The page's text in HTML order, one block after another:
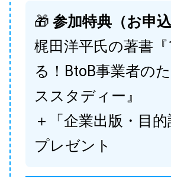
🎁 参加特典（お申込
梶田洋平氏の著書
る！BtoB事業者の
ススタディー』
＋「企業出版・目
プレゼント